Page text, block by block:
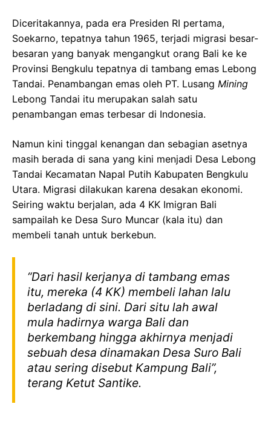
Diceritakannya, pada era Presiden RI pertama,
Soekarno, tepatnya tahun 1965, terjadi migrasi besar-
besaran yang banyak mengangkut orang Bali ke ke
Provinsi Bengkulu tepatnya di tambang emas Lebong
Tandai. Penambangan emas oleh PT. Lusang Mining
Lebong Tandai itu merupakan salah satu
penambangan emas terbesar di Indonesia.
Namun kini tinggal kenangan dan sebagian asetnya
masih berada di sana yang kini menjadi Desa Lebong
Tandai Kecamatan Napal Putih Kabupaten Bengkulu
Utara. Migrasi dilakukan karena desakan ekonomi.
Seiring waktu berjalan, ada 4 KK Imigran Bali
sampailah ke Desa Suro Muncar (kala itu) dan
membeli tanah untuk berkebun.
“Dari hasil kerjanya di tambang emas
itu, mereka (4 KK) membeli lahan lalu
berladang di sini. Dari situ lah awal
mula hadirnya warga Bali dan
berkembang hingga akhirnya menjadi
sebuah desa dinamakan Desa Suro Bali
atau sering disebut Kampung Bali”,
terang Ketut Santike.